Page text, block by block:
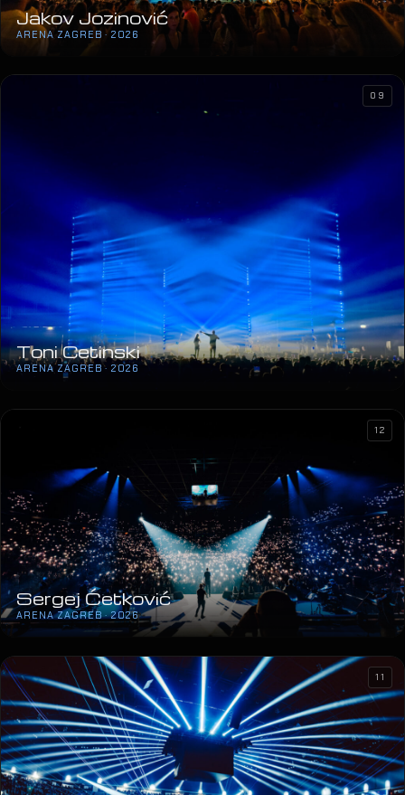
Jakov Jozinović
ARENA ZAGREB · 2026
Toni Cetinski
ARENA ZAGREB · 2026
09
Sergej Ćetković
ARENA ZAGREB · 2026
12
11